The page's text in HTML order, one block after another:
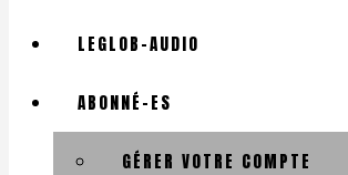
LEGLOB-AUDIO
ABONNÉ-ES
GÉRER VOTRE COMPTE